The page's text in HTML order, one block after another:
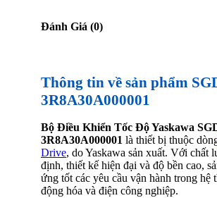
Đánh Giá (0)
Thông tin về sản phẩm
3R8A30A000001
Bộ Điều Khiển Tốc Độ Yaskawa
3R8A30A000001 là thiết bị thuộc
Drive, do Yaskawa sản xuất. Với chất
định, thiết kế hiện đại và độ bền cao,
ứng tốt các yêu cầu vận hành trong hệ
động hóa và điện công nghiệp.